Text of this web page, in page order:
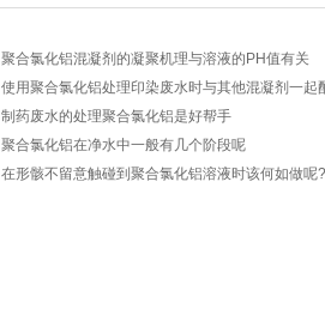
聚合氯化铝​混凝剂的凝聚机理与溶液的PH值有关
使用聚合氯化铝​处理印染废水时与其他混凝剂一起
制药废水的处理聚合氯化铝​是好帮手
聚合氯化铝​在净水中一般有几个阶段呢
在形骸不留意触碰到聚合氯化铝​溶液时该何如做呢?